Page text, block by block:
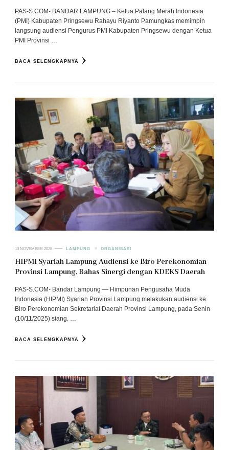
PAS-S.COM- BANDAR LAMPUNG – Ketua Palang Merah Indonesia
(PMI) Kabupaten Pringsewu Rahayu Riyanto Pamungkas memimpin
langsung audiensi Pengurus PMI Kabupaten Pringsewu dengan Ketua
PMI Provinsi …
BACA SELENGKAPNYA
13 NOVEMBER 2025 LAMPUNG ORGANISASI
HIPMI Syariah Lampung Audiensi ke Biro Perekonomian
Provinsi Lampung, Bahas Sinergi dengan KDEKS Daerah
PAS-S.COM- Bandar Lampung — Himpunan Pengusaha Muda
Indonesia (HIPMI) Syariah Provinsi Lampung melakukan audiensi ke
Biro Perekonomian Sekretariat Daerah Provinsi Lampung, pada Senin
(10/11/2025) siang. …
BACA SELENGKAPNYA